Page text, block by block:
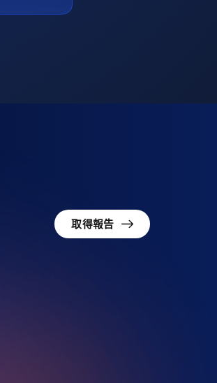
取得報告